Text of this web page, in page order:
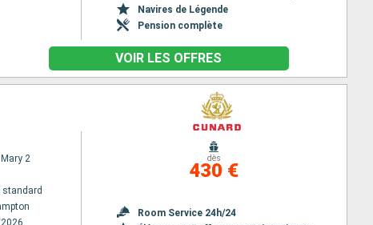
Navires de Légende
Pension complète
VOIR LES OFFRES
2
standard
dès
430 €
Room Service 24h/24